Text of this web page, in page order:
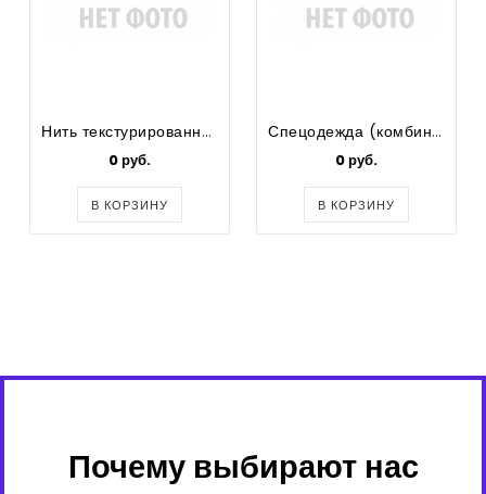
Нить текстурированная круч. 100% PE 150D/1 цв салатовый VERITAS
0 руб.
В КОРЗИНУ
Спецодежда (комбинезон)
0 руб.
В КОРЗИНУ
Почему выбирают нас